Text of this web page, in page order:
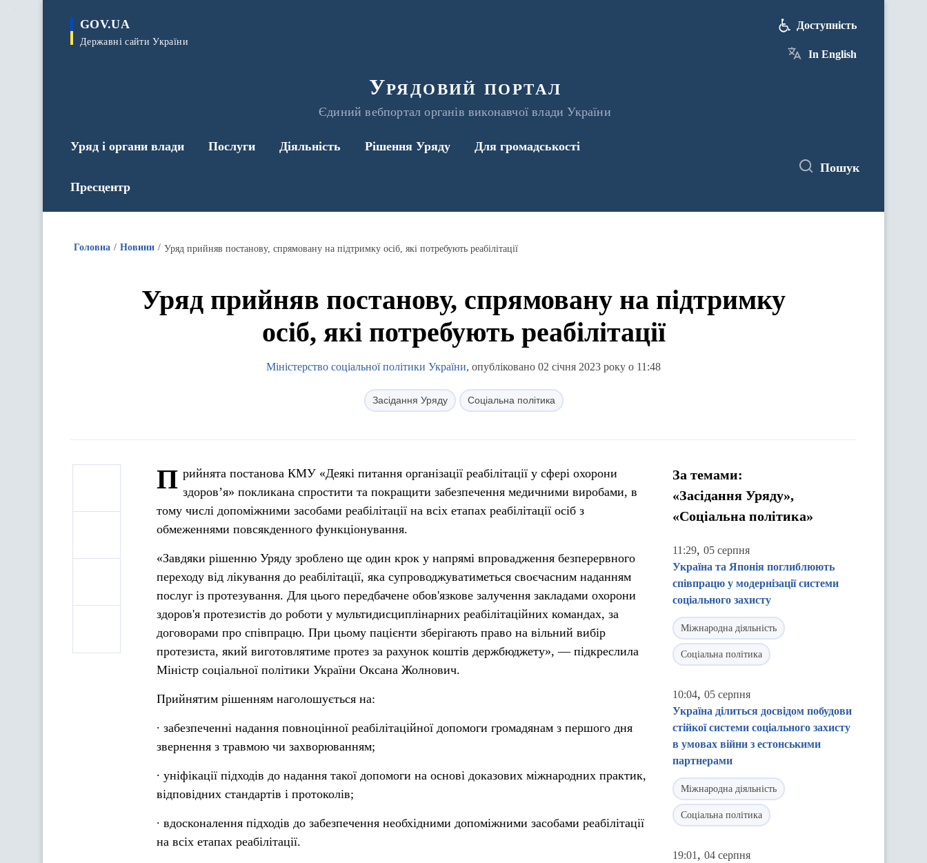
GOV.UA
Державні сайти України
Урядовий портал
Єдиний вебпортал органів виконавчої влади України
Доступність
In English
Уряд і органи влади Послуги Діяльність Рішення Уряду Для громадськості
Пресцентр
Пошук
Головна Новини Уряд прийняв постанову, спрямовану на підтримку осіб, які потребують реабілітації
Уряд прийняв постанову, спрямовану на підтримку
осіб, які потребують реабілітації
Міністерство соціальної політики України, опубліковано 02 січня 2023 року о 11:48
Засідання Уряду Соціальна політика
П рийнята постанова КМУ «Деякі питання організації реабілітації у сфері охорони
здоровʼя» покликана спростити та покращити забезпечення медичними виробами, в
тому числі допоміжними засобами реабілітації на всіх етапах реабілітації осіб з
обмеженнями повсякденного функціонування.
«Завдяки рішенню Уряду зроблено ще один крок у напрямі впровадження безперервного
переходу від лікування до реабілітації, яка супроводжуватиметься своєчасним наданням
послуг із протезування. Для цього передбачене обов'язкове залучення закладами охорони
здоров'я протезистів до роботи у мультидисциплінарних реабілітаційних командах, за
договорами про співпрацю. При цьому пацієнти зберігають право на вільний вибір
протезиста, який виготовлятиме протез за рахунок коштів держбюджету», — підкреслила
Міністр соціальної політики України Оксана Жолнович.
Прийнятим рішенням наголошується на:
∙ забезпеченні надання повноцінної реабілітаційної допомоги громадянам з першого дня
звернення з травмою чи захворюванням;
∙ уніфікації підходів до надання такої допомоги на основі доказових міжнародних практик,
відповідних стандартів і протоколів;
∙ вдосконалення підходів до забезпечення необхідними допоміжними засобами реабілітації
на всіх етапах реабілітації.
За темами:
«Засідання Уряду»,
«Соціальна політика»
11:29, 05 серпня
Україна та Японія поглиблюють
співпрацю у модернізації системи
соціального захисту
Міжнародна діяльність
Соціальна політика
10:04, 05 серпня
Україна ділиться досвідом побудови
стійкої системи соціального захисту
в умовах війни з естонськими
партнерами
Міжнародна діяльність
Соціальна політика
19:01 , 04 серпня